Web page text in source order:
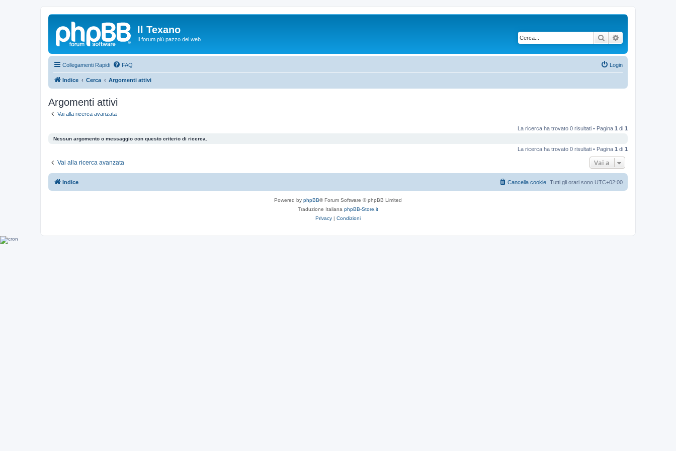
Il Texano
Il forum più pazzo del web Cerca
Collegamenti Rapidi FAQ Login
Indice Cerca Argomenti attivi
Argomenti attivi
Vai alla ricerca avanzata
La ricerca ha trovato 0 risultati • Pagina 1 di 1
Nessun argomento o messaggio con questo criterio di ricerca.
La ricerca ha trovato 0 risultati • Pagina 1 di 1
Vai alla ricerca avanzata Vai a
Indice Tutti gli orari sono UTC+02:00
Cancella cookie
Powered by phpBB® Forum Software © phpBB Limited
Traduzione Italiana phpBB-Store.it
Privacy | Condizioni